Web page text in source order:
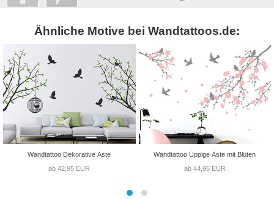
Ähnliche Motive bei Wandtattoos.de:
Wandtattoo Dekorative Äste
ab 42,95 EUR
Wandtattoo Üppige Äste mit Blüten
ab 44,95 EUR